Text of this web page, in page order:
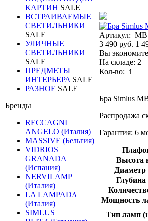
КАРТИН SALE
ВСТРАИВАЕМЫЕ
СВЕТИЛЬНИКИ
SALE
УЛИЧНЫЕ
СВЕТИЛЬНИКИ
SALE
ПРЕДМЕТЫ
ИНТЕРЬЕРА SALE
РАЗНОЕ SALE
Бренды
RECCAGNI
ANGELO (Италия)
MASSIVE (Бельгия)
VIDRIOS
GRANADA
(Испания)
NERVILAMP
(Италия)
LA LAMPADA
(Италия)
SIMLUS
Артикул: MB
3 490 руб. 1
Вы
На складе: 2
Кол-во:
Бра Simlus
Распродажа
Гарантия: 6
Высота
Диаметр
Глубина
Мощность
Тип ламп